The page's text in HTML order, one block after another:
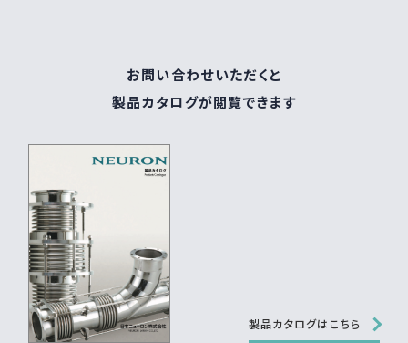
お問い合わせいただくと
製品カタログが閲覧できます
製品カタログはこちら